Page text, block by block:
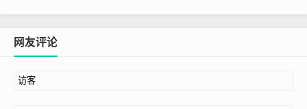
网友评论